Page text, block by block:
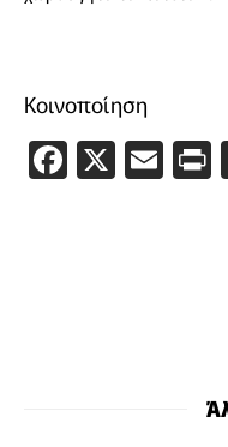
Κοινοποίηση
Facebook
X